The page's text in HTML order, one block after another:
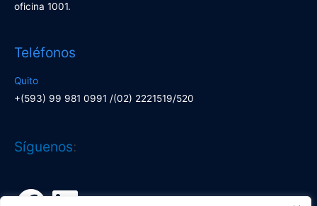
oficina 1001.
Teléfonos
Quito
+(593) 99 981 0991 /(02) 2221519/520
Síguenos:
Facebook
LinkedIn